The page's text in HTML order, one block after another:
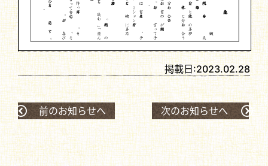
掲載日:2023.02.28
前のお知らせへ 次のお知らせへ